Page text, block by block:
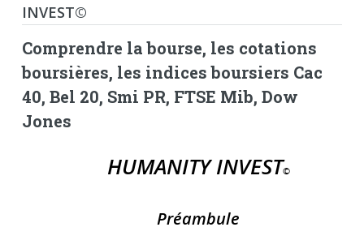
INVEST©
Comprendre la bourse, les cotations
boursières, les indices boursiers Cac
40, Bel 20, Smi PR, FTSE Mib, Dow
Jones
HUMANITY INVEST©
Préambule